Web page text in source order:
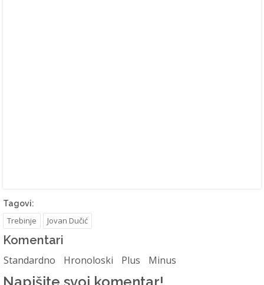
Tagovi:
Trebinje Jovan Dučić
Komentari
Standardno Hronoloski Plus Minus